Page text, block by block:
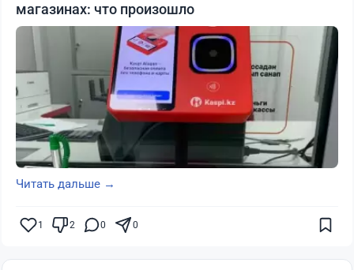
магазинах: что произошло
Читать дальше →
1 2 0 0